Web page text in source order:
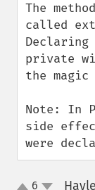
The
called
private
the
Note: In
side
were
6